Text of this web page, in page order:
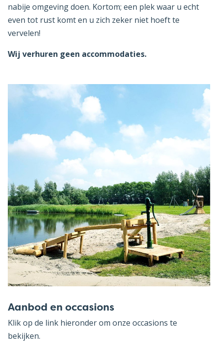
Over het recreatiepark
Stacaravans & Chalets
De omgeving
Contact
nabije omgeving doen. Kortom; een plek waar u echt
even tot rust komt en u zich zeker niet hoeft te
vervelen!
Wij verhuren geen accommodaties.
Aanbod en occasions
Klik op de link hieronder om onze occasions te
bekijken.